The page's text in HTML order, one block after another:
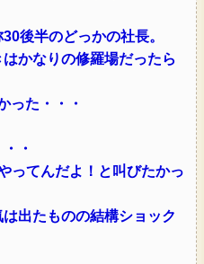
後半のどっかの社長。
かなりの修羅場だったら
った・・・
・
ってんだよ！と叫びたかっ
出たものの結構ショック